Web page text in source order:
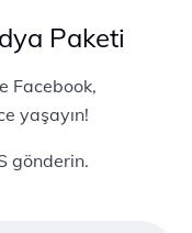
Paketi
Facebook,
yaşayın!
gönderin.